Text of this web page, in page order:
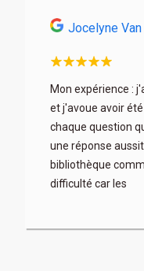
Jocelyne
Mon expérience :
et j'avoue avoir
chaque question
une réponse
bibliothèque
difficulté car les